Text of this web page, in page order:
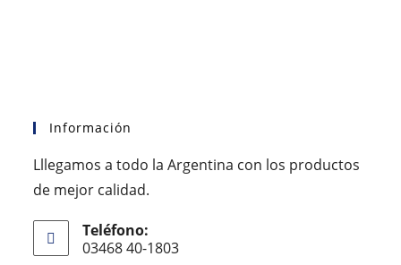
Información
Lllegamos a todo la Argentina con los productos
de mejor calidad.
Teléfono:
03468 40-1803